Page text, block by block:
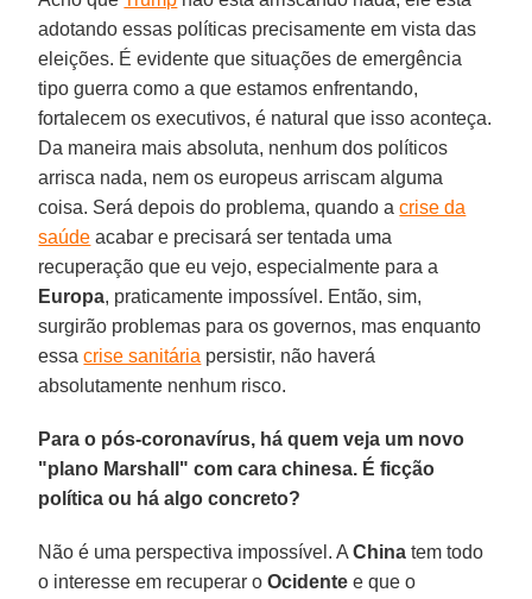
adotando essas políticas precisamente em vista das
eleições. É evidente que situações de emergência
tipo guerra como a que estamos enfrentando,
fortalecem os executivos, é natural que isso aconteça.
Da maneira mais absoluta, nenhum dos políticos
arrisca nada, nem os europeus arriscam alguma
coisa. Será depois do problema, quando acrise da
saúde acabar e precisará ser tentada uma
recuperação que eu vejo, especialmente para a
Europa, praticamente impossível. Então, sim,
surgirão problemas para os governos, mas enquanto
essacrise sanitária persistir, não haverá
absolutamente nenhum risco.
Para o pós-coronavírus, há quem veja um novo
"plano Marshall" com cara chinesa. É ficção
política ou há algo concreto?
Não é uma perspectiva impossível. AChina tem todo
o interesse em recuperar oOcidente e que o